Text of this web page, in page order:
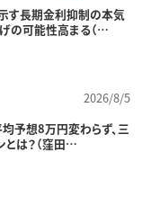
す長期金利抑制の本気
の可能性高まる（…
2026/8/5
予想8万円変わらず、三
は？（窪田…